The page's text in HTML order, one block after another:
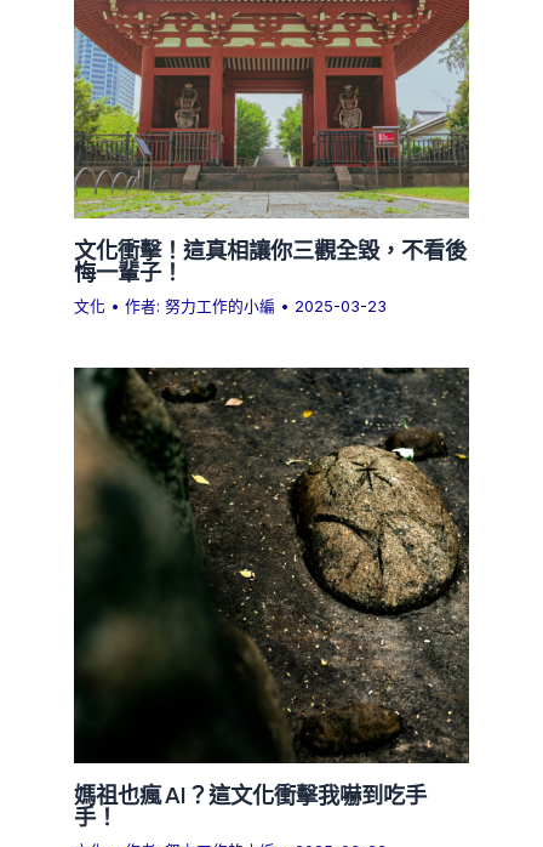
文化衝擊！這真相讓你三觀全毀，不看後
悔一輩子！
文化 • 作者:努力工作的小編 • 2025-03-23
媽祖也瘋 AI？這文化衝擊我嚇到吃手
手！